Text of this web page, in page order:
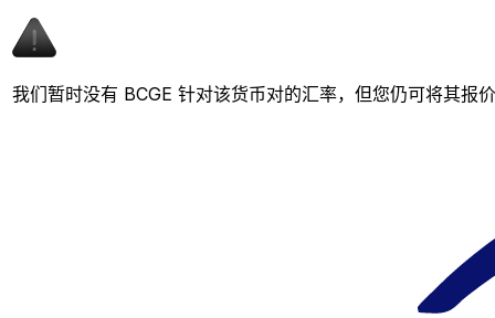
我们暂时没有 BCGE 针对该货币对的汇率，但您仍可将其报